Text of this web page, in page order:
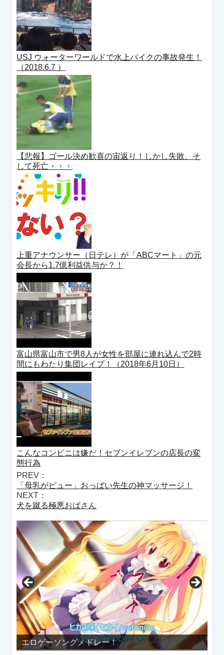
USJ ウォーターワールドで水上バイクの事故発生！
（2018.6.7 ）
【悲報】ゴール決め歓喜の宙返り！しかし失敗、そ
して死亡・・・
上重アナウンサー（日テレ）が「­ABCマート」の元
会長から1.7億利益供与か？！
富山県富山市で男8人が女性を部屋に連れ込んで2時
間にもわたり集団レイプ！（2018年6月10日）
こんなコンビニは嫌だ！セブンイレブンの店長の変
態行為
PREV：
「母乳がピュー」おっぱい先生の神マッサージ！
NEXT：
犬を蹴る極悪おばさん
ゲーソングメドレー！ 美女が突然